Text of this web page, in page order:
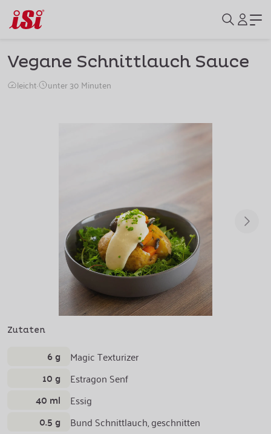
Vegane Schnittlauch Sauce
leicht· unter 30 Minuten
Zutaten
6 g Magic Texturizer
10 g Estragon Senf
40 ml Essig
0.5 g Bund Schnittlauch, geschnitten